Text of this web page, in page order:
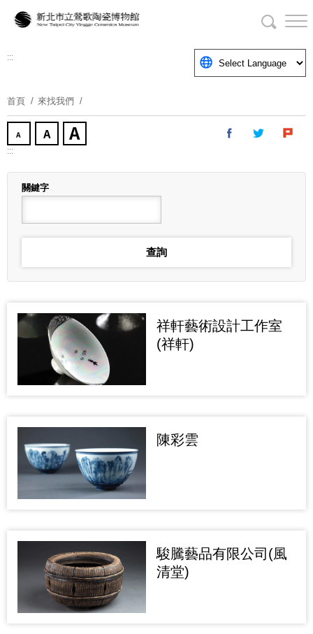
要
塊
:::
首頁 來找我們
:::
關鍵字
祥軒藝術設計工作室
(祥軒)
陳彩雲
駿騰藝品有限公司(風
清堂)